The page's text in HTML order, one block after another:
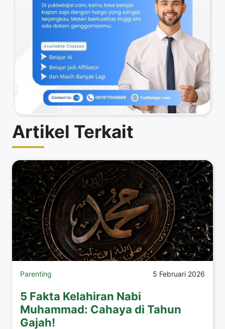
Artikel Terkait
Parenting 5 Februari 2026
5 Fakta Kelahiran Nabi
Muhammad: Cahaya di Tahun
Gajah!